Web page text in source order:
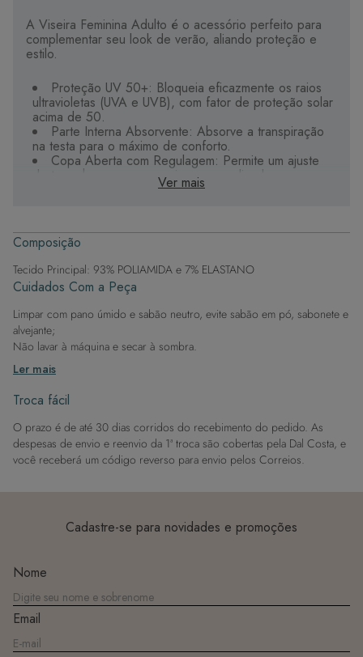
A Viseira Feminina Adulto é o acessório perfeito para
complementar seu look de verão, aliando proteção e
estilo.
Proteção UV 50+: Bloqueia eficazmente os raios
ultravioletas (UVA e UVB), com fator de proteção solar
acima de 50.
Parte Interna Absorvente: Absorve a transpiração
na testa para o máximo de conforto.
Copa Aberta com Regulagem: Permite um ajuste
de tamanho para um encaixe personalizado.
Tecido de Alta Qualidade: Durável, de secagem
Estilo Versátil: Ideal para compor looks de verão
sem comprometer a proteção.
Lembre-se de que o uso da viseira não substitui o
protetor solar. Mantenha-se protegida e chique sob o
sol com esta viseira indispensável.
Ver mais
Composição
Tecido Principal: 93% POLIAMIDA e 7% ELASTANO
Cuidados Com a Peça
Limpar com pano úmido e sabão neutro, evite sabão em pó, sabonete e
alvejante;
Não lavar à máquina e secar à sombra.
Ler mais
Troca fácil
O prazo é de até 30 dias corridos do recebimento do pedido. As
despesas de envio e reenvio da 1ª troca são cobertas pela Dal Costa, e
você receberá um código reverso para envio pelos Correios.
Cadastre-se para novidades e promoções
Nome
Email